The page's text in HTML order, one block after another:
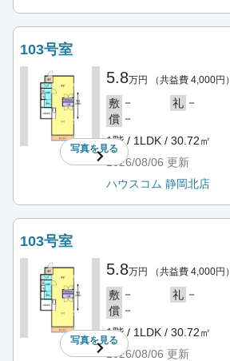
103号室
写真を見る
5.8万円 （共益費 4,000円）
敷 － 礼 －
償 －
1階 / 1LDK / 30.72㎡
2026/08/06 更新
ハウスコム 静岡北店
103号室
写真を見る
5.8万円 （共益費 4,000円）
敷 － 礼 －
償 －
1階 / 1LDK / 30.72㎡
2026/08/06 更新